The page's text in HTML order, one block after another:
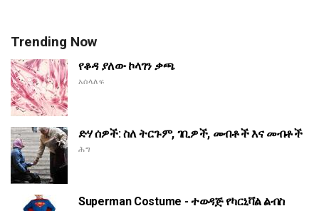
Trending Now
የቆዳ ያለው ኮላገን ቃጫ
አሰላለፍ
ድሃ ሰዎች: ስለ ትርጉም, ገቢዎች, መብቶች እና መብቶች
ሕግ
Superman Costume - ተወዳጅ የካርኒቫል ልብስ